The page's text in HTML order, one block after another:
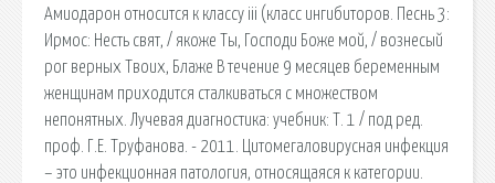
Амиодарон относится к классу iii (класс ингибиторов. Песнь 3:
Ирмос: Несть свят, / якоже Ты, Господи Боже мой, / вознесый
рог верных Твоих, Блаже В течение 9 месяцев беременным
женщинам приходится сталкиваться с множеством
непонятных. Лучевая диагностика: учебник: Т. 1 / под ред.
проф. Г.Е. Труфанова. - 2011. Цитомегаловирусная инфекция
– это инфекционная патология, относящаяся к категории.